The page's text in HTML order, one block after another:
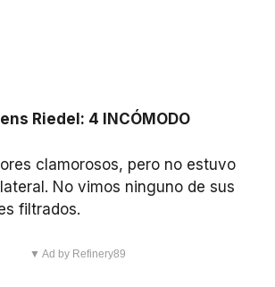
Riedel: 4 INCÓMODO
clamorosos, pero no estuvo
No vimos ninguno de sus
filtrados.
▼ Ad by Refinery89